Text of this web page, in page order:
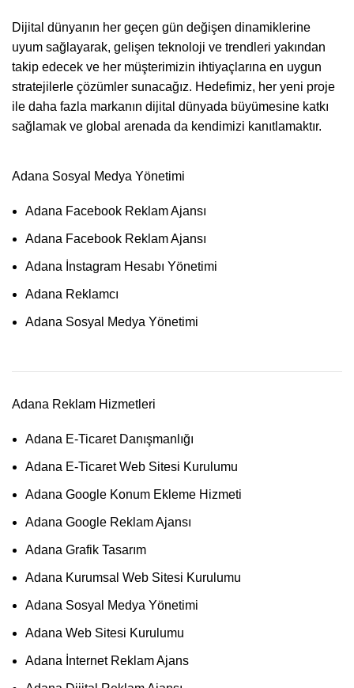
Dijital dünyanın her geçen gün değişen dinamiklerine
uyum sağlayarak, gelişen teknoloji ve trendleri yakından
takip edecek ve her müşterimizin ihtiyaçlarına en uygun
stratejilerle çözümler sunacağız. Hedefimiz, her yeni proje
ile daha fazla markanın dijital dünyada büyümesine katkı
sağlamak ve global arenada da kendimizi kanıtlamaktır.
Adana Sosyal Medya Yönetimi
Adana Facebook Reklam Ajansı
Adana Facebook Reklam Ajansı
Adana İnstagram Hesabı Yönetimi
Adana Reklamcı
Adana Sosyal Medya Yönetimi
Adana Reklam Hizmetleri
Adana E-Ticaret Danışmanlığı
Adana E-Ticaret Web Sitesi Kurulumu
Adana Google Konum Ekleme Hizmeti
Adana Google Reklam Ajansı
Adana Grafik Tasarım
Adana Kurumsal Web Sitesi Kurulumu
Adana Sosyal Medya Yönetimi
Adana Web Sitesi Kurulumu
Adana İnternet Reklam Ajans